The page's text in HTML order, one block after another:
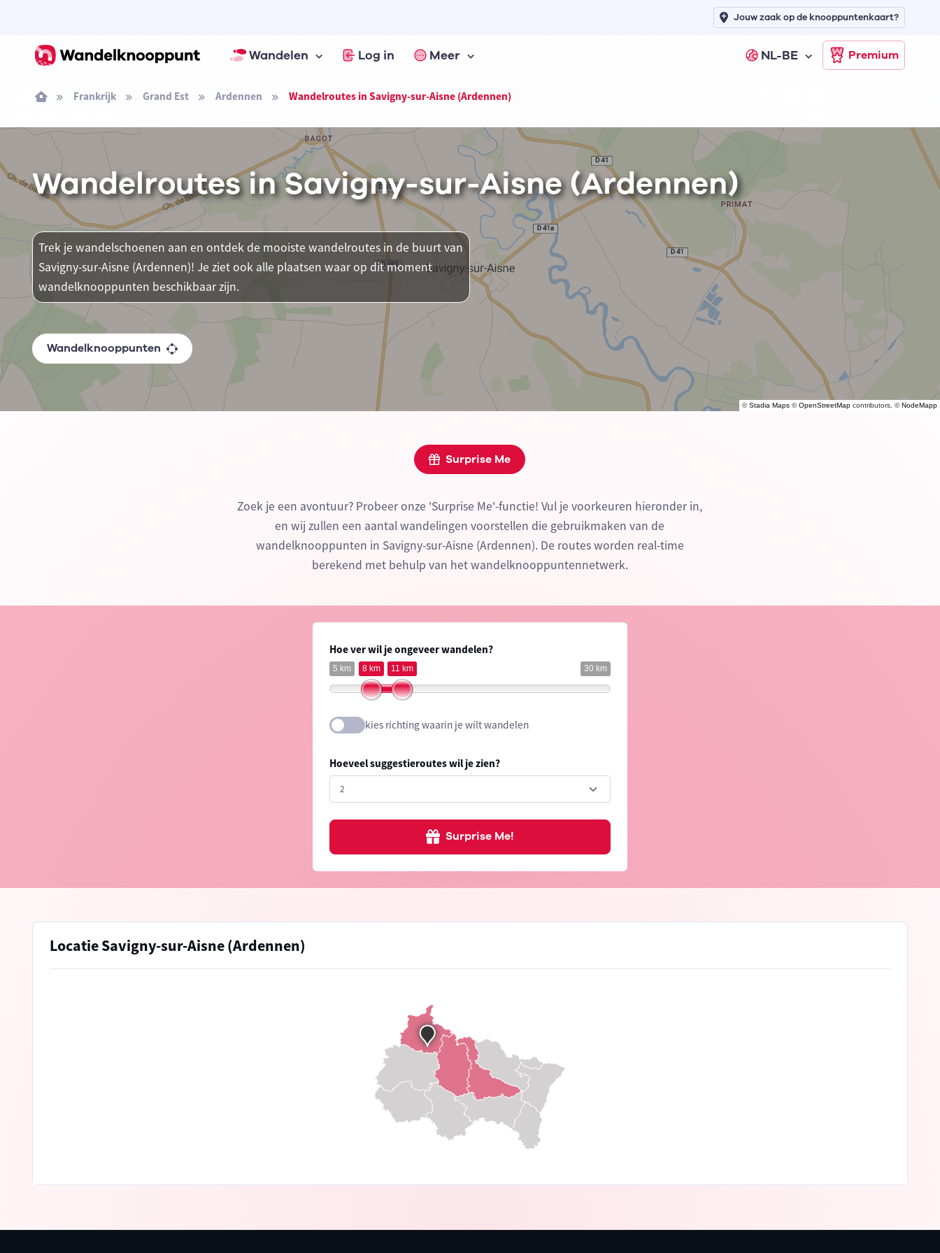
Wandelen Log in Meer NL-BE Premium
Jouw zaak op de knooppuntenkaart?
Frankrijk Grand Est Ardennen Wandelroutes in Savigny-sur-Aisne (Ardennen)
©Stadia Maps ©OpenStreetMap contributors, ©NodeMapp
Wandelroutes in Savigny-sur-Aisne (Ardennen)
Trek je wandelschoenen aan en ontdek de mooiste wandelroutes in de buurt van
Savigny-sur-Aisne (Ardennen)! Je ziet ook alle plaatsen waar op dit moment
wandelknooppunten beschikbaar zijn.
Wandelknooppunten
Surprise Me
Zoek je een avontuur? Probeer onze 'Surprise Me'-functie! Vul je voorkeuren hieronder in,
en wij zullen een aantal wandelingen voorstellen die gebruikmaken van de
wandelknooppunten in Savigny-sur-Aisne (Ardennen). De routes worden real-time
berekend met behulp van het wandelknooppuntennetwerk.
Hoe ver wil je ongeveer wandelen?
5 km 30 km
8 km 11 km
kies richting waarin je wilt wandelen
Hoeveel suggestieroutes wil je zien?
Surprise Me!
Locatie Savigny-sur-Aisne (Ardennen)